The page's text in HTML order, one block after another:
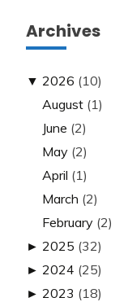
Archives
▼ 2026 (10)
August (1)
June (2)
May (2)
April (1)
March (2)
February (2)
► 2025 (32)
► 2024 (25)
► 2023 (18)